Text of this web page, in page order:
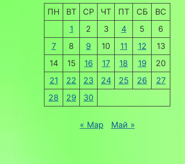
ПН ВТ СР ЧТ ПТ СБ
ВС
1
2 3 4 5
6
7
8 9 10 11 12
13
14
15 16 17 18 19
20
21
22 23 24 25 26
27
28
29 30
« Мар Май »